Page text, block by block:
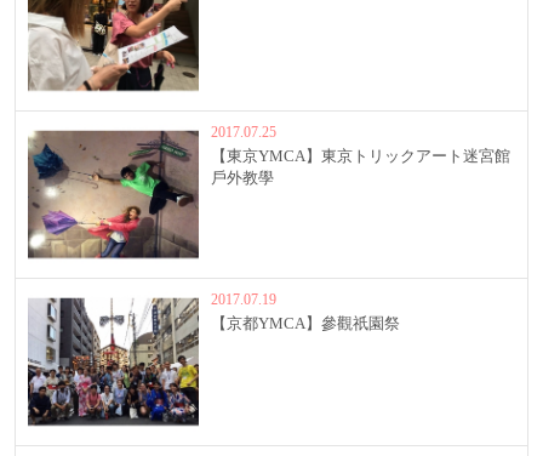
2017.07.25
【東京YMCA】東京トリックアート迷宮館
戶外教學
2017.07.19
【京都YMCA】參觀祇園祭